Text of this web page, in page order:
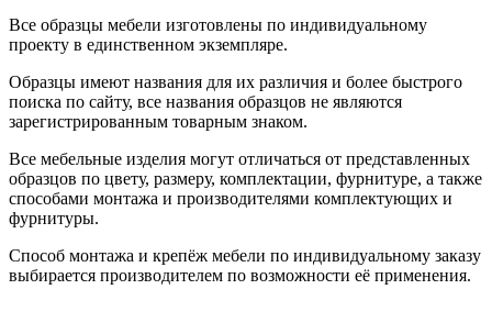
Все образцы мебели изготовлены по индивидуальному
проекту в единственном экземпляре.
Образцы имеют названия для их различия и более быстрого
поиска по сайту, все названия образцов не являются
зарегистрированным товарным знаком.
Все мебельные изделия могут отличаться от представленных
образцов по цвету, размеру, комплектации, фурнитуре, а также
способами монтажа и производителями комплектующих и
фурнитуры.
Способ монтажа и крепёж мебели по индивидуальному заказу
выбирается производителем по возможности её применения.